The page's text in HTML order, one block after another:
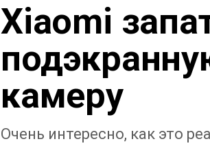
Xiaomi
камеру
Очень интересно, как это